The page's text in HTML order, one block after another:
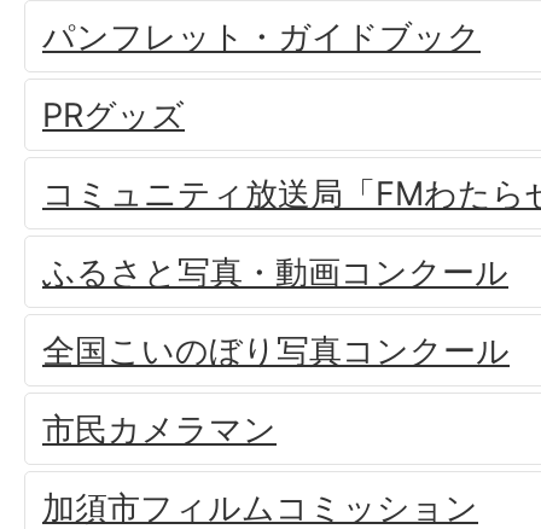
パンフレット・ガイドブック
PRグッズ
コミュニティ放送局「FMわたら
ふるさと写真・動画コンクール
全国こいのぼり写真コンクール
市民カメラマン
加須市フィルムコミッション